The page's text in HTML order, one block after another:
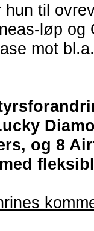
hun til
løp og
mot
og 8